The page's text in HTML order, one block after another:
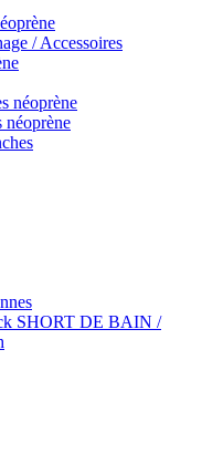
/ Accessoires
néoprène
néoprène
SHORT DE BAIN /